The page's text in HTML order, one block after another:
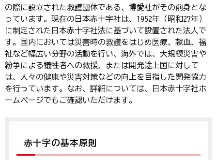
の際に設立された救護団体である、博愛社がその前身とな
っています。現在の日本赤十字社は、1952年（昭和27年）
に制定された日本赤十字社法に基づいて設置された法人で
す。国内においては災害時の救護をはじめ医療、献血、福
祉など幅広い分野の活動を行い、海外では、大規模災害や
紛争による犠牲者への救援、または開発途上国に対して
は、人々の健康や災害対策などの向上を目指した開発協力
を行っています。なお、詳細については、日本赤十字社ホ
ームページでもご確認いただけます。
赤十字の基本原則